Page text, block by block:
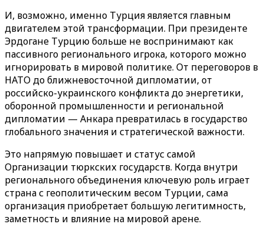
И, возможно, именно Турция является главным
двигателем этой трансформации. При президенте
Эрдогане Турцию больше не воспринимают как
пассивного регионального игрока, которого можно
игнорировать в мировой политике. От переговоров в
НАТО до ближневосточной дипломатии, от
российско-украинского конфликта до энергетики,
оборонной промышленности и региональной
дипломатии — Анкара превратилась в государство
глобального значения и стратегической важности.
Это напрямую повышает и статус самой
Организации тюркских государств. Когда внутри
регионального объединения ключевую роль играет
страна с геополитическим весом Турции, сама
организация приобретает большую легитимность,
заметность и влияние на мировой арене.